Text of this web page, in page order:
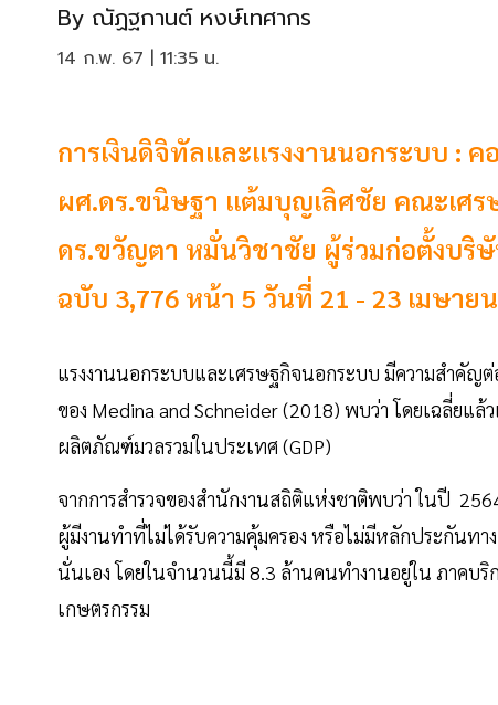
By ณัฏฐกานต์ หงษ์เทศากร
14 ก.พ. 67 | 11:35 น.
การเงินดิจิทัลและแรงงานนอกระบบ :
ผศ.ดร.ขนิษฐา แต้มบุญเลิศชัย คณะเศ
ดร.ขวัญตา หมั่นวิชาชัย ผู้ร่วมก่อตั้งบริ
ฉบับ 3,776 หน้า 5 วันที่ 21 - 23 เมษาย
แรงงานนอกระบบและเศรษฐกิจนอกระบบ มีความสำคัญ
ของ Medina and Schneider (2018) พบว่า โดยเฉลี่ยแ
ผลิตภัณฑ์มวลรวมในประเทศ (GDP)
จากการสำรวจของสำนักงานสถิติแห่งชาติพบว่า ในปี
ผู้มีงานทำที่ไม่ได้รับความคุ้มครอง หรือไม่มีหลักประกันทา
นั่นเอง โดยในจำนวนนี้มี 8.3 ล้านคนทำงานอยู่ใน ภาคบ
เกษตรกรรม